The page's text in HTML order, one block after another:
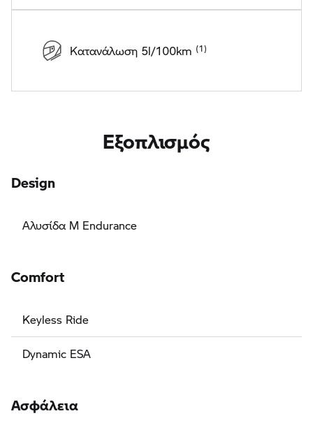
Κατανάλωση 5l/100km
Εξοπλισμός
Design
Αλυσίδα M Endurance
Comfort
Keyless Ride
Dynamic ESA
Ασφάλεια